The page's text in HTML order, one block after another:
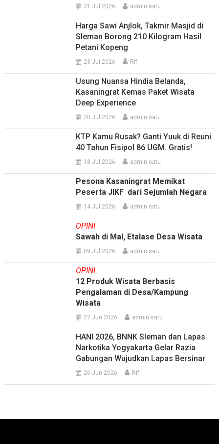
31 Jul 2026 admin satu
Harga Sawi Anjlok, Takmir Masjid di
Sleman Borong 210 Kilogram Hasil
Petani Kopeng
23 Jul 2026 Rif
Usung Nuansa Hindia Belanda,
Kasaningrat Kemas Paket Wisata
Deep Experience
20 Jul 2026 admin satu
KTP Kamu Rusak? Ganti Yuuk di Reuni
40 Tahun Fisipol 86 UGM. Gratis!
18 Jul 2026 admin satu
Pesona Kasaningrat Memikat
Peserta JIKF dari Sejumlah Negara
14 Jul 2026 admin satu
OPINI
Sawah di Mal, Etalase Desa Wisata
09 Jul 2026 admin satu
OPINI
12 Produk Wisata Berbasis
Pengalaman di Desa/Kampung
Wisata
27 Jun 2026 admin satu
HANI 2026, BNNK Sleman dan Lapas
Narkotika Yogyakarta Gelar Razia
Gabungan Wujudkan Lapas Bersinar
26 Jun 2026 Rif